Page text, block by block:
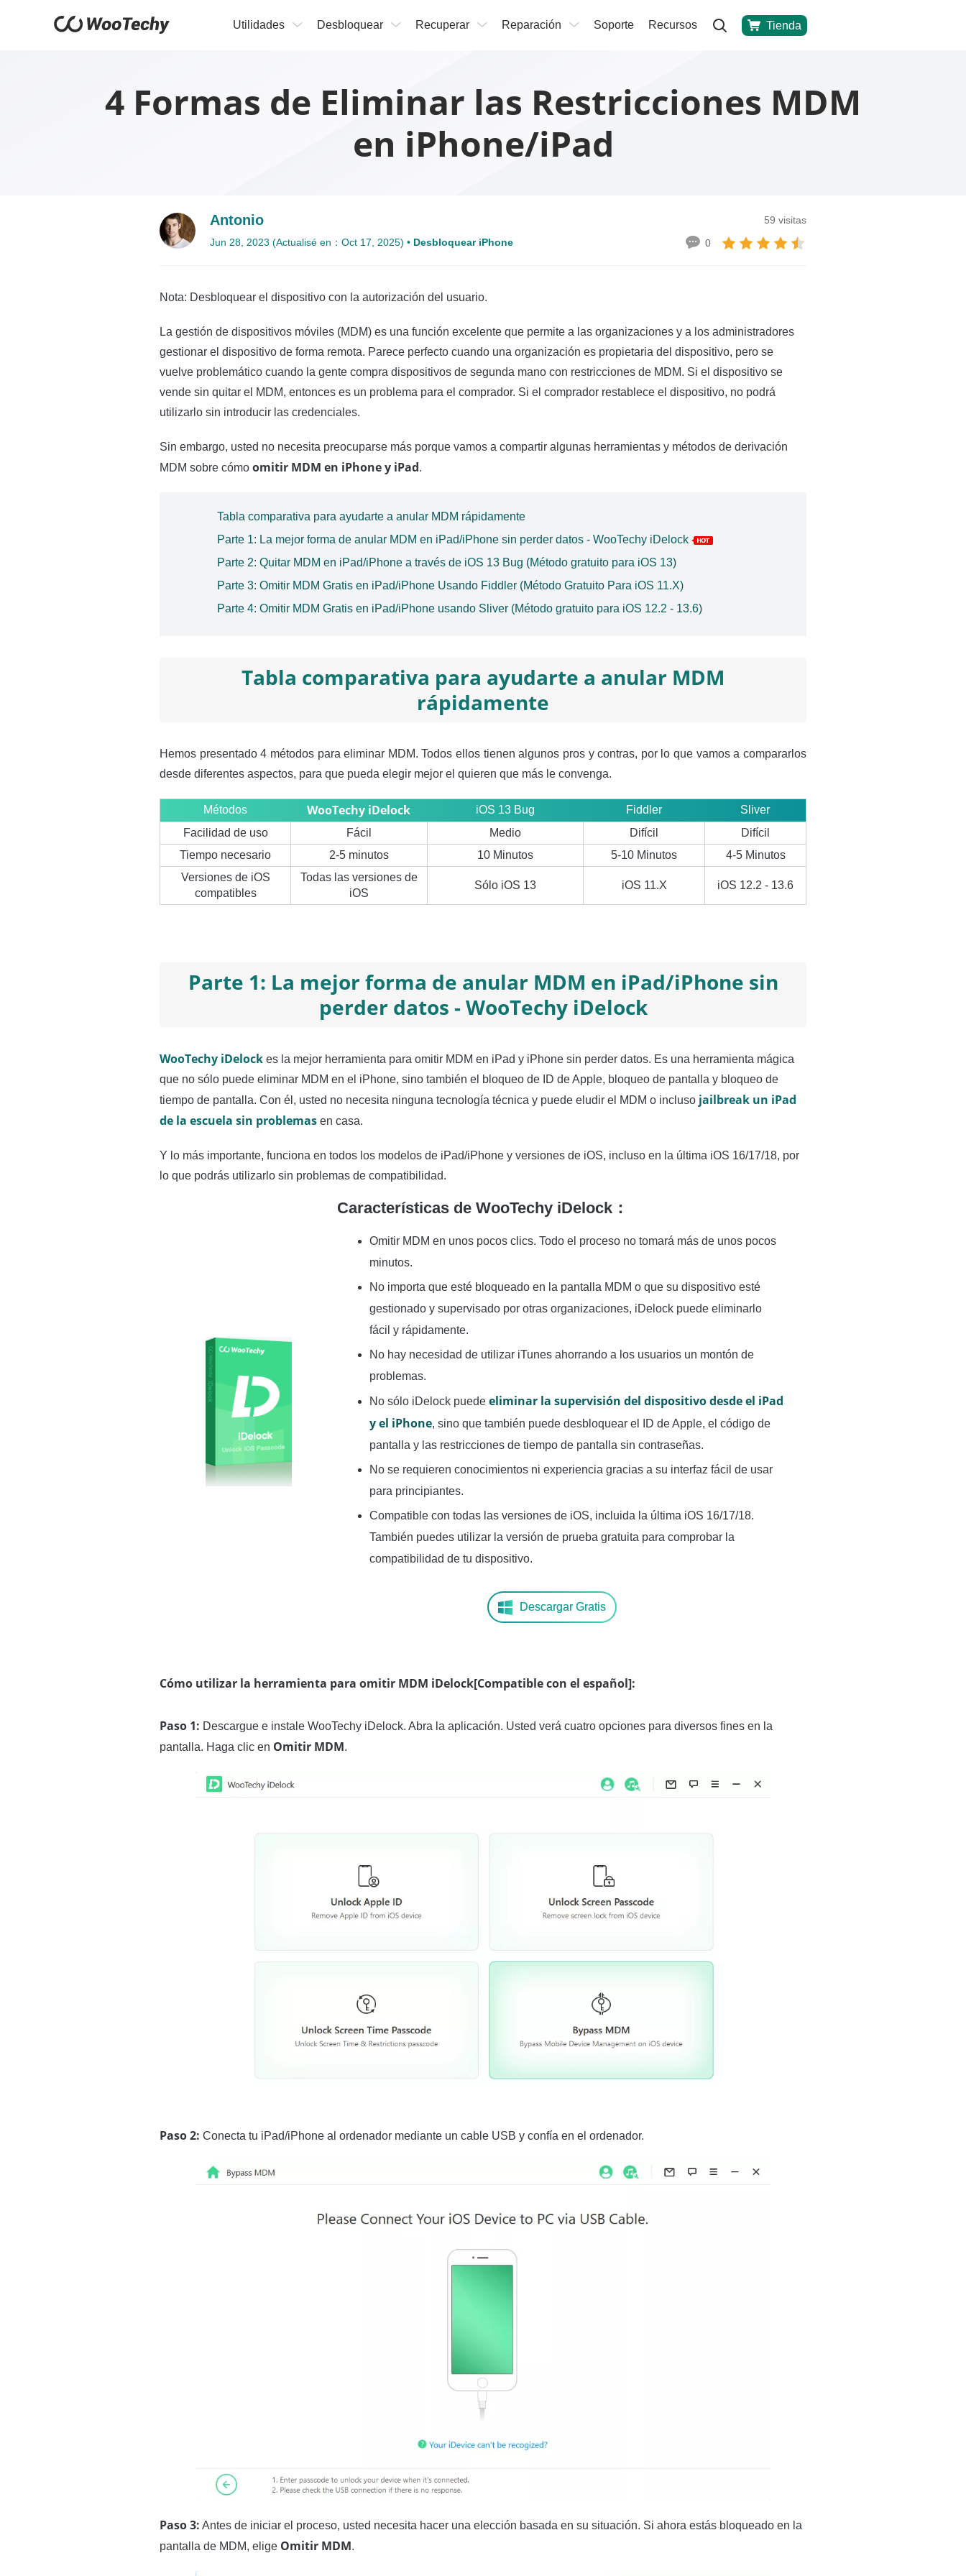
Utilidades Desbloquear Recuperar Reparación Soporte Recursos Tienda
4 Formas de Eliminar las Restricciones MDM
en iPhone/iPad
Antonio
Jun 28, 2023 (Actualisé en：Oct 17, 2025) • Desbloquear iPhone
59 visitas
0
Nota: Desbloquear el dispositivo con la autorización del usuario.
La gestión de dispositivos móviles (MDM) es una función excelente que permite a las organizaciones y a los administradores
gestionar el dispositivo de forma remota. Parece perfecto cuando una organización es propietaria del dispositivo, pero se
vuelve problemático cuando la gente compra dispositivos de segunda mano con restricciones de MDM. Si el dispositivo se
vende sin quitar el MDM, entonces es un problema para el comprador. Si el comprador restablece el dispositivo, no podrá
utilizarlo sin introducir las credenciales.
Sin embargo, usted no necesita preocuparse más porque vamos a compartir algunas herramientas y métodos de derivación
MDM sobre cómo omitir MDM en iPhone y iPad.
Tabla comparativa para ayudarte a anular MDM rápidamente
Parte 1: La mejor forma de anular MDM en iPad/iPhone sin perder datos - WooTechy iDelock
Parte 2: Quitar MDM en iPad/iPhone a través de iOS 13 Bug (Método gratuito para iOS 13)
Parte 3: Omitir MDM Gratis en iPad/iPhone Usando Fiddler (Método Gratuito Para iOS 11.X)
Parte 4: Omitir MDM Gratis en iPad/iPhone usando Sliver (Método gratuito para iOS 12.2 - 13.6)
Tabla comparativa para ayudarte a anular MDM
rápidamente
Hemos presentado 4 métodos para eliminar MDM. Todos ellos tienen algunos pros y contras, por lo que vamos a compararlos
desde diferentes aspectos, para que pueda elegir mejor el quieren que más le convenga.
Métodos WooTechy iDelock iOS 13 Bug Fiddler
Sliver
Facilidad de uso
Fácil Medio Difícil
Difícil
Tiempo necesario
2-5 minutos 10 Minutos 5-10 Minutos
4-5 Minutos
Versiones de iOS
compatibles
Todas las versiones de
iOS
Sólo iOS 13 iOS 11.X iOS 12.2 - 13.6
Parte 1: La mejor forma de anular MDM en iPad/iPhone sin
perder datos - WooTechy iDelock
WooTechy iDelock es la mejor herramienta para omitir MDM en iPad y iPhone sin perder datos. Es una herramienta mágica
que no sólo puede eliminar MDM en el iPhone, sino también el bloqueo de ID de Apple, bloqueo de pantalla y bloqueo de
tiempo de pantalla. Con él, usted no necesita ninguna tecnología técnica y puede eludir el MDM o incluso jailbreak un iPad
de la escuela sin problemas en casa.
Y lo más importante, funciona en todos los modelos de iPad/iPhone y versiones de iOS, incluso en la última iOS 16/17/18, por
lo que podrás utilizarlo sin problemas de compatibilidad.
Características de WooTechy iDelock：
Omitir MDM en unos pocos clics. Todo el proceso no tomará más de unos pocos
minutos.
No importa que esté bloqueado en la pantalla MDM o que su dispositivo esté
gestionado y supervisado por otras organizaciones, iDelock puede eliminarlo
fácil y rápidamente.
No hay necesidad de utilizar iTunes ahorrando a los usuarios un montón de
problemas.
No sólo iDelock puede eliminar la supervisión del dispositivo desde el iPad
y el iPhone, sino que también puede desbloquear el ID de Apple, el código de
pantalla y las restricciones de tiempo de pantalla sin contraseñas.
No se requieren conocimientos ni experiencia gracias a su interfaz fácil de usar
para principiantes.
Compatible con todas las versiones de iOS, incluida la última iOS 16/17/18.
También puedes utilizar la versión de prueba gratuita para comprobar la
compatibilidad de tu dispositivo.
Descargar Gratis
Cómo utilizar la herramienta para omitir MDM iDelock[Compatible con el español]:
Paso 1: Descargue e instale WooTechy iDelock. Abra la aplicación. Usted verá cuatro opciones para diversos fines en la
pantalla. Haga clic en Omitir MDM.
Paso 2: Conecta tu iPad/iPhone al ordenador mediante un cable USB y confía en el ordenador.
Paso 3: Antes de iniciar el proceso, usted necesita hacer una elección basada en su situación. Si ahora estás bloqueado en la
pantalla de MDM, elige Omitir MDM.